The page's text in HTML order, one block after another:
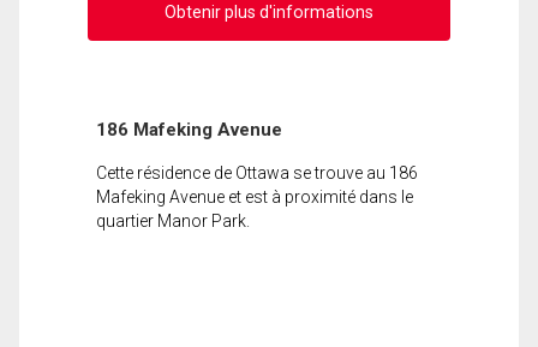
Obtenir plus d'informations
186 Mafeking Avenue
Cette résidence de Ottawa se trouve au 186
Mafeking Avenue et est à proximité dans le
quartier Manor Park.